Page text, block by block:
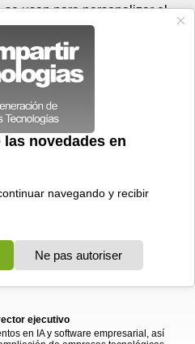
Ordenar por fecha-Ordenar por pertinencia
ejecutivo
en IA y software empresarial, así
Registrar Conectar
usan para personalizar el
ofrecer funciones de medios
Además, compartimos
haga del sitio web con nuestros
de publicidad y de análisis
OK